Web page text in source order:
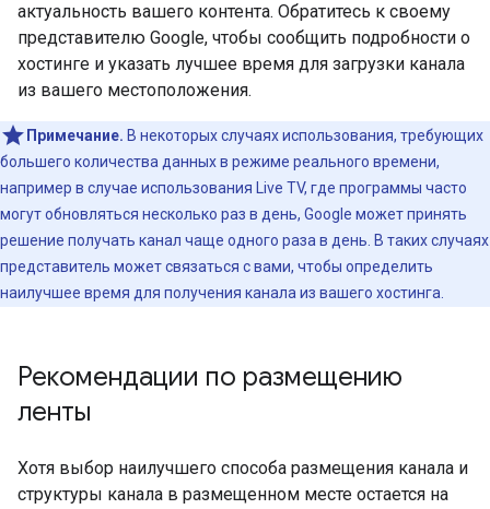
актуальность вашего контента. Обратитесь к своему
представителю Google, чтобы сообщить подробности о
хостинге и указать лучшее время для загрузки канала
из вашего местоположения.
Примечание. В некоторых случаях использования, требующих
большего количества данных в режиме реального времени,
например в случае использования Live TV, где программы часто
могут обновляться несколько раз в день, Google может принять
решение получать канал чаще одного раза в день. В таких случаях
представитель может связаться с вами, чтобы определить
наилучшее время для получения канала из вашего хостинга.
Рекомендации по размещению
ленты
Хотя выбор наилучшего способа размещения канала и
структуры канала в размещенном месте остается на